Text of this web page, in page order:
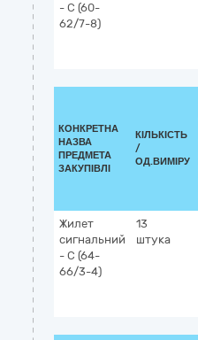
- С (60-
62/7-8)
КОНКРЕТНА
НАЗВА
ПРЕДМЕТА
ЗАКУПІВЛІ
КІЛЬКІСТЬ
/
ОД.ВИМІРУ
Жилет
сигнальний
- С (64-
66/3-4)
13
штука